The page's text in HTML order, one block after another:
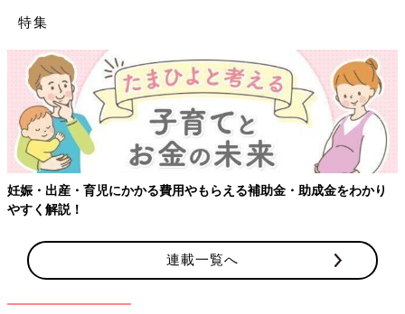
そして、買ってきたらぜひ、家族に焼いてもらいましょう。誰が
焼いてもうまく焼けて、成功体験が味わえるのでおすすめです。
焼いてもらっている間、もう1品、温かいおかずとサラダを作れ
ば、トータル15分以内に食卓が整います。アレルギーのお子さま
がいらっしゃったら、家族全員で美味しく食べられる「米粉でつ
くったギョーザ」もありますよ。
小さいお子さまが喜んで一生懸命食べてくれる、マルハニチロの
「くまちゃん占いシリーズ」もオススメです。グラタンなどが入
った紙カップの底に楽しい占いがついていて、それを早く見たく
生協には、子育てママの声を反映させた使い勝手の良い離乳食
「きらきらステップ」シリーズがあります。また、ニッスイ（日
本水産）から昨年、イヤイヤ期のための幼児食「ニコパク」シリ
ーズも開発されました。お星様を探しながらごはんを食べよう！
特集
妊娠・出産・育児にかかる費用やもらえる補助金・助成金をわかり
やすく解説！
連載一覧へ